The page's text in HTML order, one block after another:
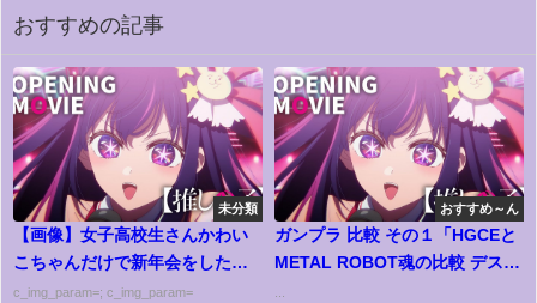
おすすめの記事
未分類
【画像】女子高校生さんかわい
こちゃんだけで新年会をした結
果、番号をつけられなんJに貼ら
c_img_param=; c_img_param=
おすすめ～ん
ガンプラ 比較 その１「HGCEと
METAL ROBOT魂の比較 デステ